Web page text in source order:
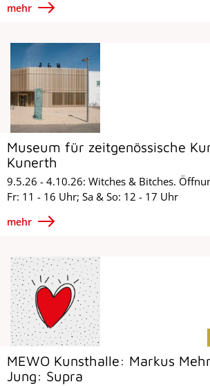
mehr
Museum für zeitgenössische
Kunerth
9.5.26 - 4.10.26: Witches & Bitches.
Fr: 11 - 16 Uhr; Sa & So: 12 - 17 Uhr
mehr
MEWO Kunsthalle: Markus
Jung: Supra